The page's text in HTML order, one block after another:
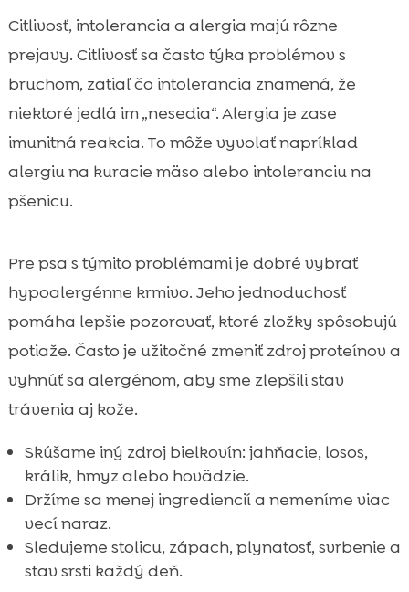
Citlivosť, intolerancia a alergia majú rôzne
prejavy. Citlivosť sa často týka problémov s
bruchom, zatiaľ čo intolerancia znamená, že
niektoré jedlá im „nesedia“. Alergia je zase
imunitná reakcia. To môže vyvolať napríklad
alergiu na kuracie mäso alebo intoleranciu na
pšenicu.
Pre psa s týmito problémami je dobré vybrať
hypoalergénne krmivo. Jeho jednoduchosť
pomáha lepšie pozorovať, ktoré zložky spôsobujú
potiaže. Často je užitočné zmeniť zdroj proteínov a
vyhnúť sa alergénom, aby sme zlepšili stav
trávenia aj kože.
Skúšame iný zdroj bielkovín: jahňacie, losos,
králik, hmyz alebo hovädzie.
Držíme sa menej ingrediencií a nemeníme viac
vecí naraz.
Sledujeme stolicu, zápach, plynatosť, svrbenie a
stav srsti každý deň.